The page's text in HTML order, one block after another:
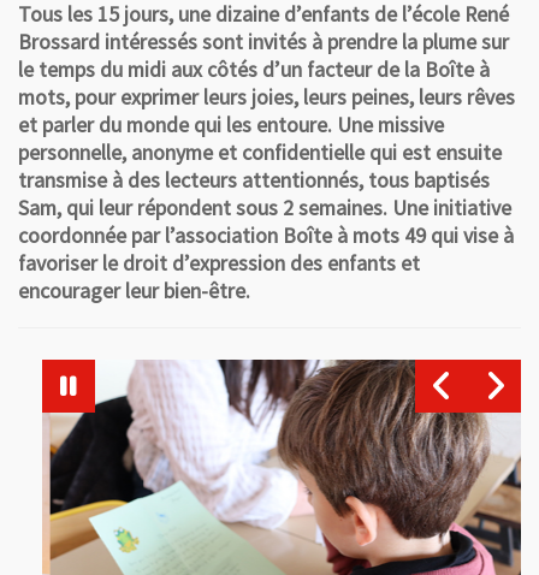
Tous les 15 jours, une dizaine d’enfants de l’école René
Brossard intéressés sont invités à prendre la plume sur
le temps du midi aux côtés d’un facteur de la Boîte à
mots, pour exprimer leurs joies, leurs peines, leurs rêves
et parler du monde qui les entoure. Une missive
personnelle, anonyme et confidentielle qui est ensuite
transmise à des lecteurs attentionnés, tous baptisés
Sam, qui leur répondent sous 2 semaines. Une initiative
coordonnée par l’association Boîte à mots 49 qui vise à
favoriser le droit d’expression des enfants et
encourager leur bien-être.